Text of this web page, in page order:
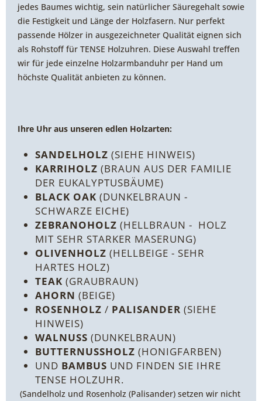
jedes Baumes wichtig, sein natürlicher Säuregehalt sowie
die Festigkeit und Länge der Holzfasern. Nur perfekt
passende Hölzer in ausgezeichneter Qualität eignen sich
als Rohstoff für TENSE Holzuhren. Diese Auswahl treffen
wir für jede einzelne Holzarmbanduhr per Hand um
höchste Qualität anbieten zu können.
Ihre Uhr aus unseren edlen Holzarten:
SANDELHOLZ (SIEHE HINWEIS)
KARRIHOLZ (BRAUN AUS DER FAMILIE
DER EUKALYPTUSBÄUME)
BLACK OAK (DUNKELBRAUN -
SCHWARZE EICHE)
ZEBRANOHOLZ (HELLBRAUN - HOLZ
MIT SEHR STARKER MASERUNG)
OLIVENHOLZ (HELLBEIGE - SEHR
HARTES HOLZ)
TEAK (GRAUBRAUN)
AHORN (BEIGE)
ROSENHOLZ / PALISANDER (SIEHE
HINWEIS)
WALNUSS (DUNKELBRAUN)
BUTTERNUSSHOLZ (HONIGFARBEN)
UND BAMBUS UND FINDEN SIE IHRE
TENSE HOLZUHR.
(Sandelholz und Rosenholz (Palisander) setzen wir nicht